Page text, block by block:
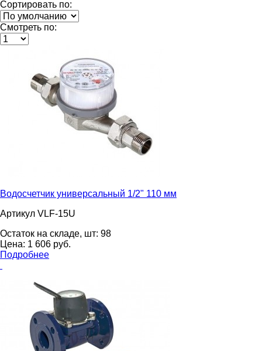
Сортировать по:
Смотреть по:
Водосчетчик универсальный 1/2" 110 мм
Артикул VLF-15U
Остаток на складе, шт: 98
Цена: 1 606 pуб.
Подробнее